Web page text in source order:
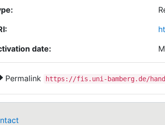
date:
Permalink https://fis.uni-bamberg.de/